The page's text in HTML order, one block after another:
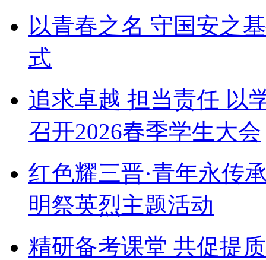
以青春之名 守国安之
式
追求卓越 担当责任
召开2026春季学生大会
红色耀三晋·青年永
明祭英烈主题活动
精研备考课堂 共促提